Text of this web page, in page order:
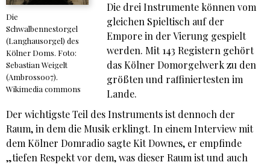
Die
Schwalbennestorgel
(Langhausorgel) des
Kölner Doms. Foto:
Sebastian Weigelt
(Ambrosso07).
Wikimedia commons
Die drei Instrumente können vom
gleichen Spieltisch auf der
Empore in der Vierung gespielt
werden. Mit 143 Registern gehört
das Kölner Domorgelwerk zu den
größten und raffiniertesten im
Lande.
Der wichtigste Teil des Instruments ist dennoch der
Raum, in dem die Musik erklingt. In einem Interview mit
dem Kölner Domradio sagte Kit Downes, er empfinde
„tiefen Respekt vor dem, was dieser Raum ist und auch